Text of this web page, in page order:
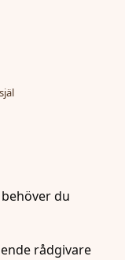
du
rådgivare